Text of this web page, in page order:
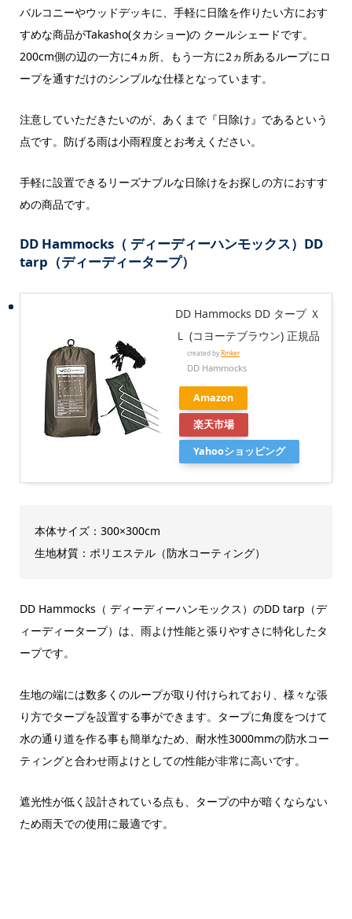
バルコニーやウッドデッキに、手軽に日陰を作りたい方におす
すめな商品がTakasho(タカショー)の クールシェードです。
200cm側の辺の一方に4ヵ所、もう一方に2ヵ所あるループにロ
ープを通すだけのシンプルな仕様となっています。
注意していただきたいのが、あくまで『日除け』であるという
点です。防げる雨は小雨程度とお考えください。
手軽に設置できるリーズナブルな日除けをお探しの方におすす
めの商品です。
DD Hammocks（ ディーディーハンモックス）DD
tarp（ディーディータープ）
DD Hammocks DD タープ Ｘ
Ｌ (コヨーテブラウン) 正規品
created byRinker
DD Hammocks
Amazon
楽天市場
Yahooショッピング
本体サイズ：300×300cm
生地材質：ポリエステル（防水コーティング）
DD Hammocks（ ディーディーハンモックス）のDD tarp（デ
ィーディータープ）は、雨よけ性能と張りやすさに特化したタ
ープです。
生地の端には数多くのループが取り付けられており、様々な張
り方でタープを設置する事ができます。タープに角度をつけて
水の通り道を作る事も簡単なため、耐水性3000mmの防水コー
ティングと合わせ雨よけとしての性能が非常に高いです。
遮光性が低く設計されている点も、タープの中が暗くならない
ため雨天での使用に最適です。